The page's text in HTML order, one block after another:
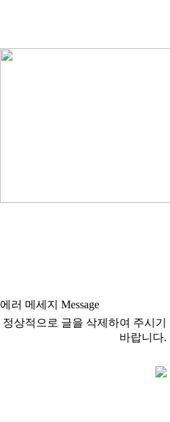
에러 메세지 Message
정상적으로 글을 삭제하여 주시기
바랍니다.